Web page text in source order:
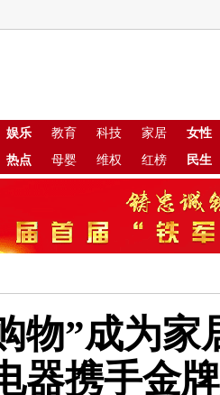
娱乐 教育 科技 家居
女性
热点 母婴 维权 红榜 民生
物”成为家
器携手金